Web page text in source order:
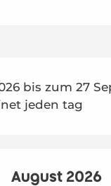
2026bis zum27
bis zum 27
jeden tag
August 2026